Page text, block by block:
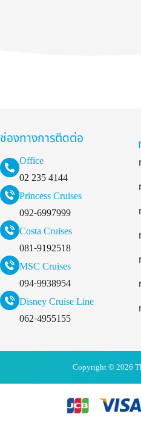
ช่องทางการติดต่อ
Office
02 235 4144
Princess Cruises
092-6997999
Costa Cruises
081-9192518
MSC Cruises
094-9938954
Disney Cruise Line
062-4955155
Copyright © 2026